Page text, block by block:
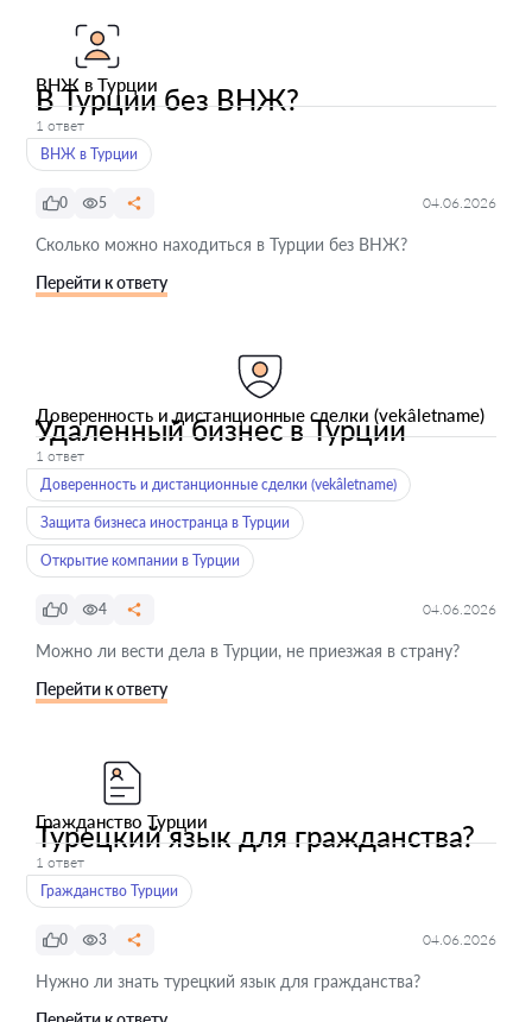
ВНЖ в Турции
В Турции без ВНЖ?
1 ответ
ВНЖ в Турции
0 5 04.06.2026
Сколько можно находиться в Турции без ВНЖ?
Перейти к ответу
Доверенность и дистанционные сделки (vekâletname)
Удаленный бизнес в Турции
1 ответ
Доверенность и дистанционные сделки (vekâletname)
Защита бизнеса иностранца в Турции
Открытие компании в Турции
0 4 04.06.2026
Можно ли вести дела в Турции, не приезжая в страну?
Перейти к ответу
Гражданство Турции
Турецкий язык для гражданства?
1 ответ
Гражданство Турции
0 3 04.06.2026
Нужно ли знать турецкий язык для гражданства?